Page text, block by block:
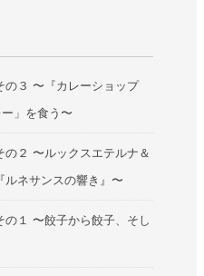
の３ 〜『カレーショップ
」を食う〜
２ 〜ルックスエテルナ＆
ルネサンスの響き』〜
１ 〜餃子から餃子、そし